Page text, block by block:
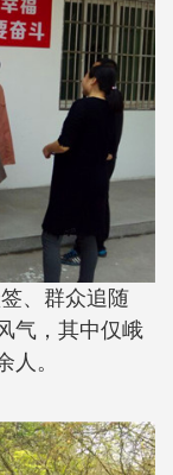
、群众追随
气，其中仅峨
人。